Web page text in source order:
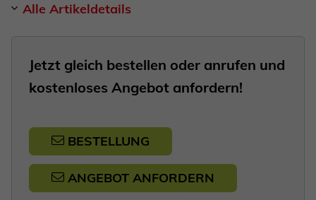
Alle Artikeldetails
Jetzt gleich bestellen oder anrufen und
kostenloses Angebot anfordern!
BESTELLUNG
ANGEBOT ANFORDERN